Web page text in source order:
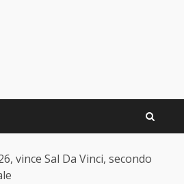
vince Sal Da Vinci, secondo